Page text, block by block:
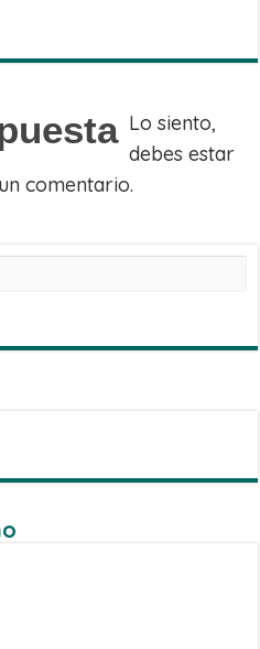
Email
Lo siento,
debes estar
comentario.